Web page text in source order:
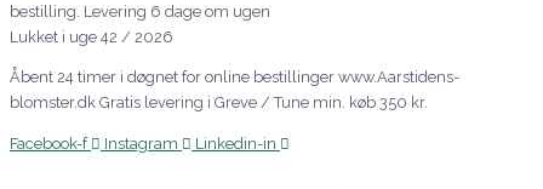
bestilling. Levering 6 dage om ugen
Lukket i uge 42 / 2026
Åbent 24 timer i døgnet for online bestillinger www.Aarstidens-
blomster.dk Gratis levering i Greve / Tune min. køb 350 kr.
Facebook-f Instagram Linkedin-in